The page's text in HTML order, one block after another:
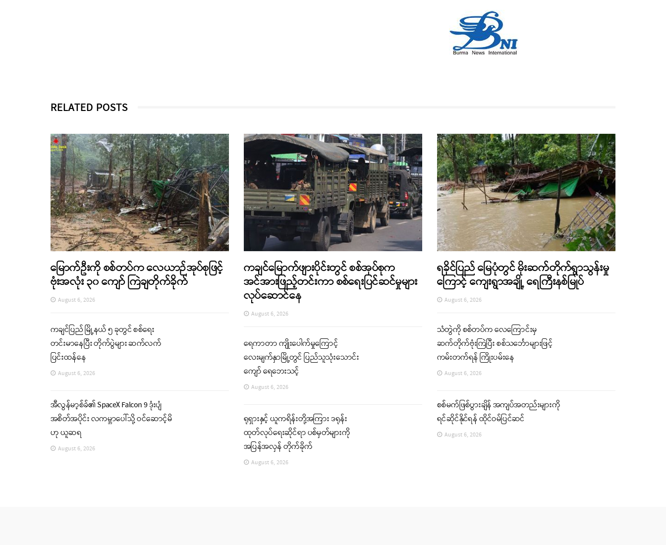
RELATED POSTS
မြောက်ဦးကို စစ်တပ်က လေယာဉ်အုပ်စုဖြင့်
ဗုံးအလုံး ၃၀ ကျော် ကြဲချတိုက်ခိုက်
August 6, 2026
ကချင်ပြည် မြို့နယ် ၅ ခုတွင် စစ်ရေး
တင်းမာနေပြီး တိုက်ပွဲများ ဆက်လက်
ပြင်းထန်နေ
August 6, 2026
အီလွန်မာ့စ်ခ်၏ SpaceX Falcon 9 ဒုံးပျံ
အစိတ်အပိုင်း လကမ္ဘာပေါ်သို့ ဝင်ဆောင့်မိ
ဟု ယူဆရ
August 6, 2026
ကချင်မြောက်ဖျားပိုင်းတွင် စစ်အုပ်စုက
အင်အားဖြည့်တင်းကာ စစ်ရေးပြင်ဆင်မှုများ
လုပ်ဆောင်နေ
August 6, 2026
ရေကာတာ ကျိုးပေါက်မှုကြောင့်
လေးမျက်နှာမြို့တွင် ပြည်သူသုံးသောင်း
ကျော် ရေဘေးသင့်
August 6, 2026
ရုရှားနှင့် ယူကရိန်းတို့အကြား ဒရုန်း
ထုတ်လုပ်ရေးဆိုင်ရာ ပစ်မှတ်များကို
အပြန်အလှန် တိုက်ခိုက်
August 6, 2026
ရခိုင်ပြည် မြေပုံတွင် မိုးဆက်တိုက်ရွာသွန်းမှု
ကြောင့် ကျေးရွာအချို့ ရေကြီးနစ်မြုပ်
August 6, 2026
သံတွဲကို စစ်တပ်က လေကြောင်းမှ
ဆက်တိုက်ဗုံးကြဲပြီး စစ်သင်္ဘောများဖြင့်
ကမ်းတက်ရန် ကြိုးပမ်းနေ
August 6, 2026
စစ်မက်ဖြစ်ပွားချိန် အကျပ်အတည်းများကို
ရင်ဆိုင်နိုင်ရန် ထိုင်ဝမ်ပြင်ဆင်
August 6, 2026